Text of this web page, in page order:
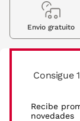
Consigue
Recibe
novedades
Envio gratuito